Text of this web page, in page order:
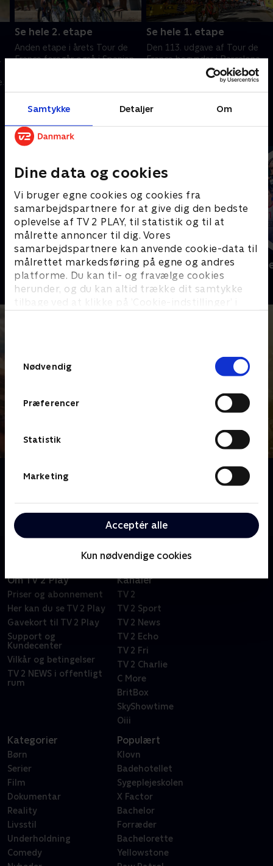
Samtykke Detaljer Om
Dine data og cookies
Vi bruger egne cookies og cookies fra
samarbejdspartnere for at give dig den bedste
oplevelse af TV 2 PLAY, til statistik og til at
målrette annoncer til dig. Vores
samarbejdspartnere kan anvende cookie-data til
målrettet markedsføring på egne og andres
platforme. Du kan til- og fravælge cookies
herunder, og du kan altid trække dit samtykke
tilbage ved at klikke på ’Cookie-indstillinger’ i
Nødvendig
Præferencer
Statistik
Marketing
Acceptér alle
Kun nødvendige cookies
Se hele 2. etape
Anden etape i årets Tour de
France foregår også i Spanien,
Se hele 1. etape
Den 113. udgave af Tour de
France begynder i Barcelona
med en holdtidskørsel på 19,6
Andre så også
Sport Fokus
Sport Sport
Om Tour de France - Etaper
Se eller gense etaperne fra Tour de France 2026, der
Paris på Champs-Élysées.
Om TV 2 Play
Priser og abonnement
Her kan du se TV 2 Play
Gavekort til TV 2 Play
Support og
Kundecenter
Vilkår og betingelser
TV 2 NEWS i offentligt
rum
Kanaler
TV 2
TV 2 Sport
TV 2 News
TV 2 Echo
TV 2 Fri
TV 2 Charlie
C More
BritBox
SkyShowtime
Oiii
Kategorier
Børn
Serier
Film
Dokumentar
Reality
Livsstil
Underholdning
Comedy
Populært
Klovn
Badehotellet
Sygeplejeskolen
X Factor
Bachelor
Forræder
Bachelorette
Yellowstone